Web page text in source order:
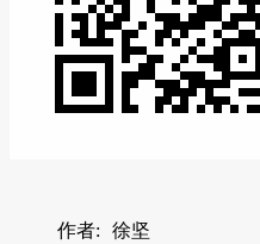
作者:
徐坚